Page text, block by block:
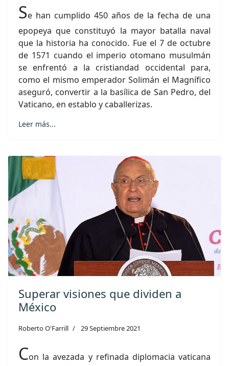
Se han cumplido 450 años de la fecha de una
epopeya que constituyó la mayor batalla naval
que la historia ha conocido. Fue el 7 de octubre
de 1571 cuando el imperio otomano musulmán
se enfrentó a la cristiandad occidental para,
como el mismo emperador Solimán el Magnífico
aseguró, convertir a la basílica de San Pedro, del
Vaticano, en establo y caballerizas.
Leer más...
Superar visiones que dividen a
México
Roberto O'Farrill 29 Septiembre 2021
Con la avezada y refinada diplomacia vaticana